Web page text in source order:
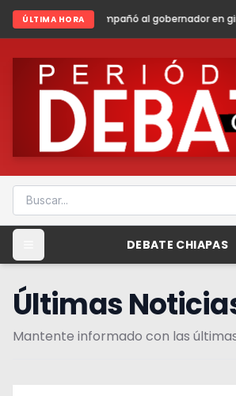
ÚLTIMA HORA
al gobernador en gira de trabajo en la sierra
DEBATE CHIAPAS
Últimas
Mantente informado con las